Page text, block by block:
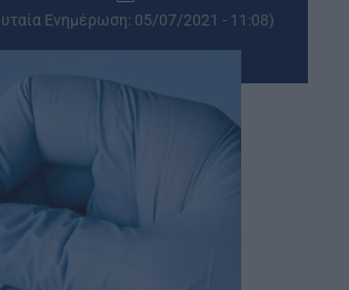
Ενημέρωση: 05/07/2021 - 11:08)